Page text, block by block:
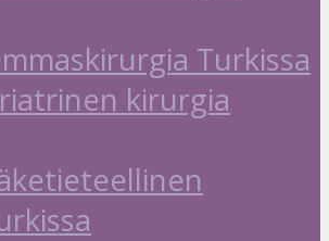
Turkissa
kirurgia